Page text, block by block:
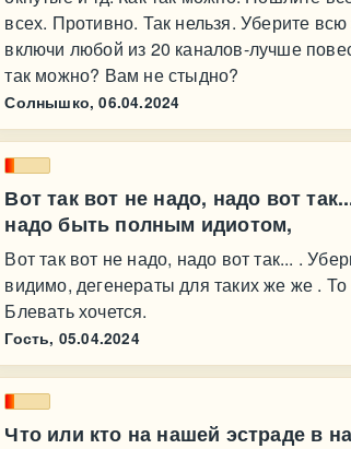
всех. Противно. Так нельзя. Уберите
включи любой из 20 каналов-лучше
так можно? Вам не стыдно?
Солнышко, 06.04.2024
Вот так вот не надо, надо вот
надо быть полным идиотом,
Вот так вот не надо, надо вот так... .
видимо, дегенераты для таких же же .
Блевать хочется.
Гость, 05.04.2024
Что или кто на нашей эстраде в